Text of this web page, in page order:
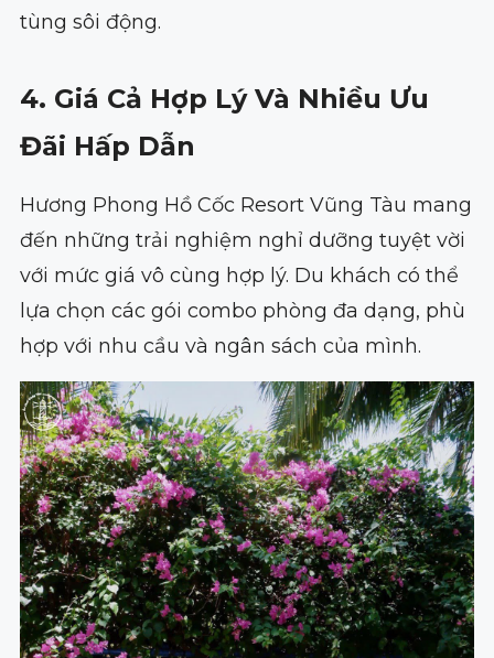
tùng sôi động.
4. Giá Cả Hợp Lý Và Nhiều Ưu
Đãi Hấp Dẫn
Hương Phong Hồ Cốc Resort Vũng Tàu mang
đến những trải nghiệm nghỉ dưỡng tuyệt vời
với mức giá vô cùng hợp lý. Du khách có thể
lựa chọn các gói combo phòng đa dạng, phù
hợp với nhu cầu và ngân sách của mình.